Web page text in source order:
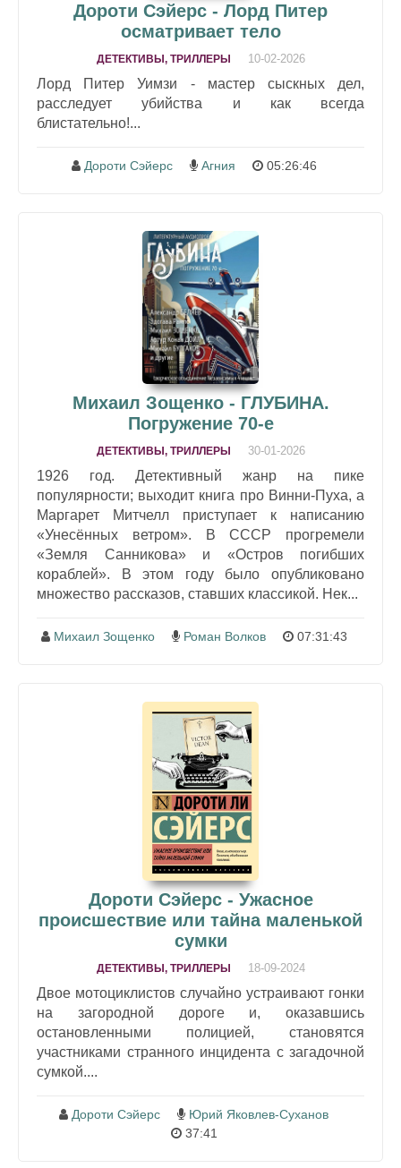
Дороти Сэйерс - Лорд Питер
осматривает тело
ДЕТЕКТИВЫ, ТРИЛЛЕРЫ 10-02-2026
Лорд Питер Уимзи - мастер сыскных дел,
расследует убийства и как всегда
блистательно!...
Дороти Сэйерс Агния 05:26:46
Михаил Зощенко - ГЛУБИНА.
Погружение 70-е
ДЕТЕКТИВЫ, ТРИЛЛЕРЫ 30-01-2026
1926 год. Детективный жанр на пике
популярности; выходит книга про Винни-Пуха, а
Маргарет Митчелл приступает к написанию
«Унесённых ветром». В СССР прогремели
«Земля Санникова» и «Остров погибших
кораблей». В этом году было опубликовано
множество рассказов, ставших классикой. Нек...
Михаил Зощенко Роман Волков 07:31:43
Дороти Сэйерс - Ужасное
происшествие или тайна маленькой
сумки
ДЕТЕКТИВЫ, ТРИЛЛЕРЫ 18-09-2024
Двое мотоциклистов случайно устраивают гонки
на загородной дороге и, оказавшись
остановленными полицией, становятся
участниками странного инцидента с загадочной
сумкой....
Дороти Сэйерс
Юрий Яковлев-Суханов
37:41